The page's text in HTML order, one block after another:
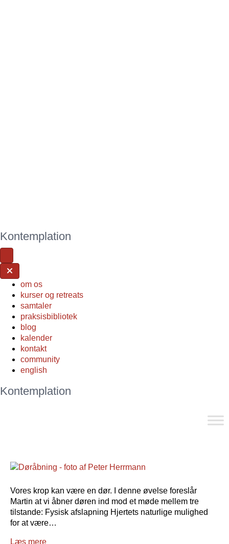
Kontemplation
om os
kurser og retreats
samtaler
praksisbibliotek
blog
kalender
kontakt
community
english
Kontemplation
Vores krop kan være en dør. I denne øvelse foreslår
Martin at vi åbner døren ind mod et møde mellem tre
tilstande: Fysisk afslapning Hjertets naturlige mulighed
for at være…
Læs mere